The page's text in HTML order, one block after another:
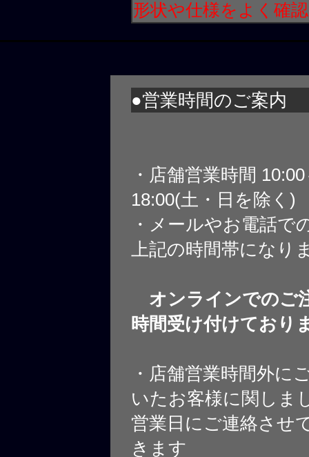
形状や仕様をよく確
●営業時間のご案内
・店舗営業時間
18:00(土・日を除く)
・メールやお電話で
上記の時間帯になり
オンラインでのご
時間受け付けており
・店舗営業時間外に
いたお客様に関しま
営業日にご連絡させ
きます